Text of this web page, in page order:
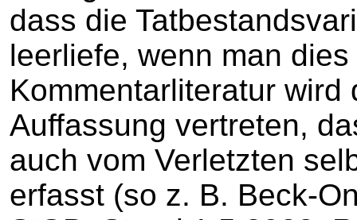
dass die
leerliefe, wenn man
Kommentarliteratur wird
Auffassung vertreten,
auch vom Verletzten
erfasst (so z. B. Beck-